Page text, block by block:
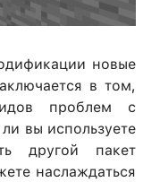
новые
в том,
проблем с
вы используете
другой пакет
наслаждаться